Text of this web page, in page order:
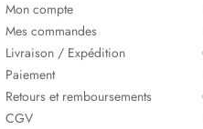
Mon compte
Mes commandes
Livraison / Expédition
Paiement
Retours et remboursements
CGV